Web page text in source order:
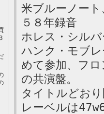
米ブルーノー
５８年録音
ホレス・シル
ハンク・モブ
めて参加、フ
の共演盤。
タイトルどお
レーベルは